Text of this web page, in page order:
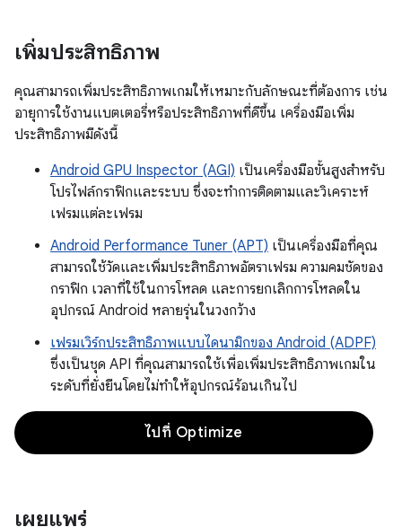
เพิ่มประสิทธิภาพ
คุณสามารถเพิ่มประสิทธิภาพเกมให้เหมาะกับลักษณะที่ต้องการ เช่น
อายุการใช้งานแบตเตอรี่หรือประสิทธิภาพที่ดีขึ้น เครื่องมือเพิ่ม
ประสิทธิภาพมีดังนี้
Android GPU Inspector (AGI) เป็นเครื่องมือขั้นสูงสำหรับ
โปรไฟล์กราฟิกและระบบ ซึ่งจะทำการติดตามและวิเคราะห์
เฟรมแต่ละเฟรม
Android Performance Tuner (APT) เป็นเครื่องมือที่คุณ
สามารถใช้วัดและเพิ่มประสิทธิภาพอัตราเฟรม ความคมชัดของ
กราฟิก เวลาที่ใช้ในการโหลด และการยกเลิกการโหลดใน
อุปกรณ์ Android หลายรุ่นในวงกว้าง
เฟรมเวิร์กประสิทธิภาพแบบไดนามิกของ Android (ADPF)
ซึ่งเป็นชุด API ที่คุณสามารถใช้เพื่อเพิ่มประสิทธิภาพเกมใน
ระดับที่ยั่งยืนโดยไม่ทำให้อุปกรณ์ร้อนเกินไป
ไปที่ Optimize
เผยแพร่